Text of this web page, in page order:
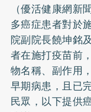
（優活健康網
多癌症患者對於
院副院長饒坤銘
者在施打疫苗前
物名稱、副作用
早期病患，且已
民眾，以下提供